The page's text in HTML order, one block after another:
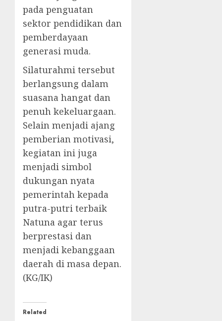
pada penguatan
sektor pendidikan dan
pemberdayaan
generasi muda.
Silaturahmi tersebut
berlangsung dalam
suasana hangat dan
penuh kekeluargaan.
Selain menjadi ajang
pemberian motivasi,
kegiatan ini juga
menjadi simbol
dukungan nyata
pemerintah kepada
putra-putri terbaik
Natuna agar terus
berprestasi dan
menjadi kebanggaan
daerah di masa depan.
(KG/IK)
Related